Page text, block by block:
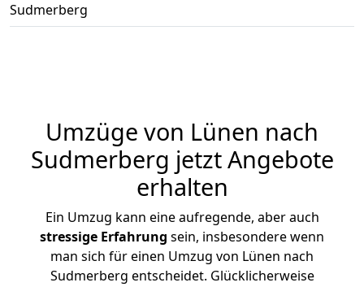
Sudmerberg
Umzüge von Lünen nach
Sudmerberg jetzt Angebote
erhalten
Ein Umzug kann eine aufregende, aber auch
stressige Erfahrung sein, insbesondere wenn
man sich für einen Umzug von Lünen nach
Sudmerberg entscheidet. Glücklicherweise